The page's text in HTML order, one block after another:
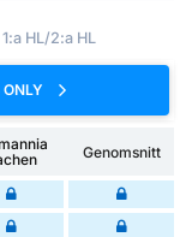
1:a HL/2:a HL
Genomsnitt